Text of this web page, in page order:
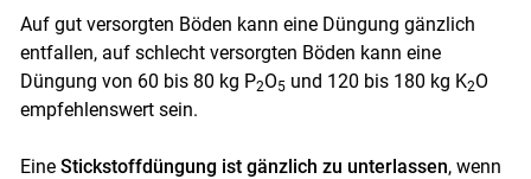
Auf gut versorgten Böden kann eine Düngung gänzlich
entfallen, auf schlecht versorgten Böden kann eine
Düngung von 60 bis 80 kg P2O5und 120 bis 180 kg K2O
empfehlenswert sein.
Eine Stickstoffdüngung ist gänzlich zu unterlassen, wenn